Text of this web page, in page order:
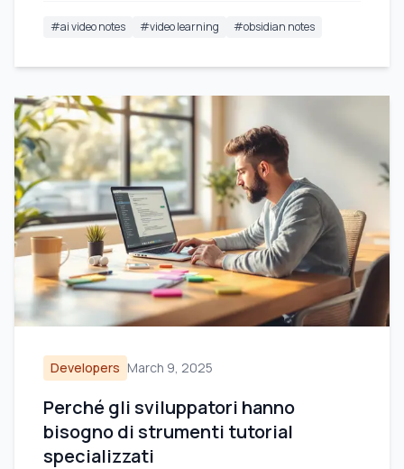
#ai video notes #video learning #obsidian notes
Developers March 9, 2025
Perché gli sviluppatori hanno
bisogno di strumenti tutorial
specializzati